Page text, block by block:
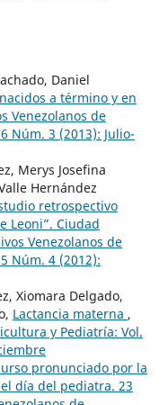
Daniel
a término y en
Venezolanos de
Núm. 3 (2013): Julio-
Merys Josefina
Hernández
retrospectivo
Leoni”. Ciudad
Venezolanos de
Núm. 4 (2012):
Xiomara Delgado,
Lactancia materna ,
y Pediatría: Vol.
pronunciado por la
día del pediatra. 23